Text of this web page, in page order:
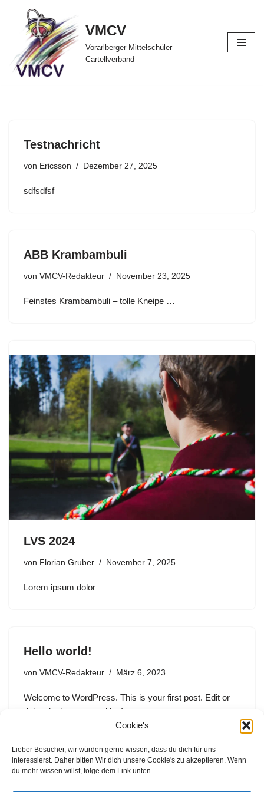
Cookie's
Lieber Besucher, wir würden gerne wissen, dass du dich für uns
interessierst. Daher bitten Wir dich unsere Cookie's zu akzeptieren. Wenn
du mehr wissen willst, folge dem Link unten.
Zum
Inhalt
VMCV
Vorarlberger Mittelschüler
Cartellverband
Testnachricht
von Ericsson Dezember 27, 2025
sdfsdfsf
ABB Krambambuli
von VMCV-Redakteur November 23, 2025
Feinstes Krambambuli – tolle Kneipe …
LVS 2024
von Florian Gruber November 7, 2025
Lorem ipsum dolor
Hello world!
von VMCV-Redakteur März 6, 2023
Welcome to WordPress. This is your first post. Edit or
delete it, then start writing!